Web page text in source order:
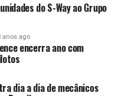
do S-Way ao Grupo
anos ago
encerra ano com
dia a dia de mecânicos